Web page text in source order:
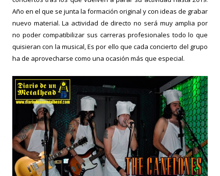
Año en el que se junta la formación original y con ideas de grabar
nuevo material. La actividad de directo no será muy amplia por
no poder compatibilizar sus carreras profesionales todo lo que
quisieran con la musical, Es por ello que cada concierto del grupo
ha de aprovecharse como una ocasión más que especial.